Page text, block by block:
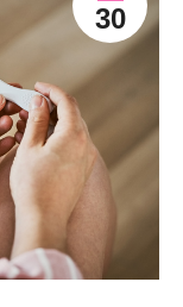
30